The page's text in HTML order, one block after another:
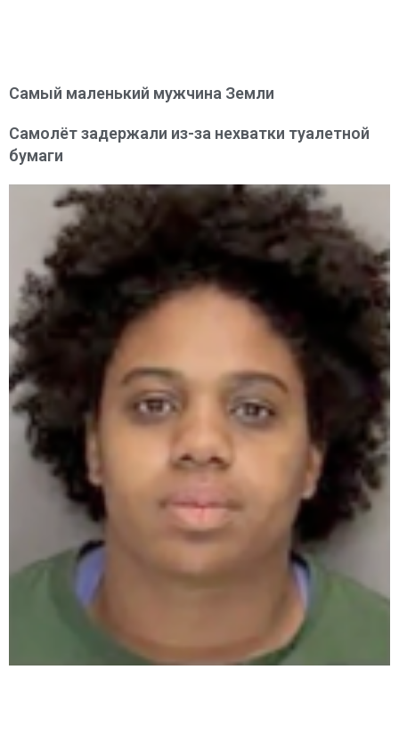
Самый маленький мужчина Земли
Самолёт задержали из-за нехватки туалетной
бумаги